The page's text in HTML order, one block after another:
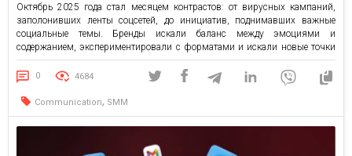
Октябрь 2025 года стал месяцем контрастов: от вирусных кампаний,
заполонивших ленты соцсетей, до инициатив, поднимавших важные
социальные темы. Бренды искали баланс между эмоциями и
содержанием, экспериментировали с форматами и искали новые точки
соприкосновения со своей аудиторией. В этом выпуске команда PR-
агентства MAINSTREAM собрала самые интересные кейсы месяца. Мы
создали эту рубрику, чтобы системно отслеживать, как […]
0 4684
Communication, SMM